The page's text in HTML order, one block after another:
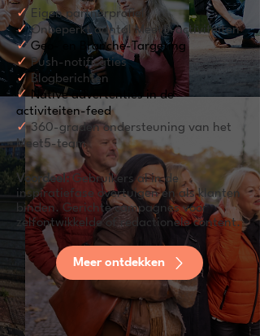
✓ Eigen partnerprofiel
✓Onbeperkt aantal Meet5-activiteiten
✓Geo- en Branche-Targeting
✓ Push-notificaties
✓ Blogberichten
✓Native advertenties in de
activiteiten-feed
✓360-graden ondersteuning van het
Meet5-team
Voordeel: Gebruikers al in de
inspiratiefase overtuigen en als klanten
binden. Gerichte campagnes voor
zelfontwikkelde of redactionele content.
Meer ontdekken